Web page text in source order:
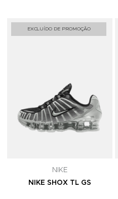
EXCLUÍDO DE PROMOÇÃO
NIKE
NIKE SHOX TL GS